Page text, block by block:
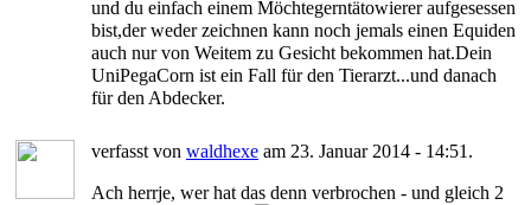
und du einfach einem Möchtegerntätowierer aufgesessen
bist,der weder zeichnen kann noch jemals einen Equiden
auch nur von Weitem zu Gesicht bekommen hat.Dein
UniPegaCorn ist ein Fall für den Tierarzt...und danach
für den Abdecker.
verfasst von waldhexe am 23. Januar 2014 - 14:51.
Ach herrje, wer hat das denn verbrochen - und gleich 2